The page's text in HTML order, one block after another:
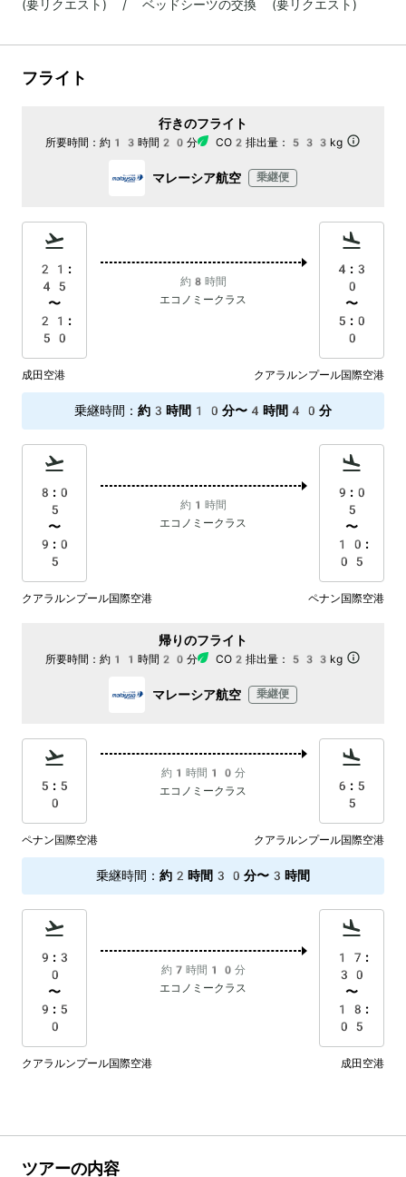
(要リクエスト) / ベッドシーツの交換 (要リクエスト)
フライト
行きのフライト
所要時間： 約13時間20分 CO2排出量： 533kg
マレーシア航空 乗継便
21:
45
〜
21:
50
約8時間
エコノミークラス
4:3
0
〜
5:0
0
成田空港 クアラルンプール国際空港
乗継時間 ： 約3時間10分〜4時間40分
8:0
5
〜
9:0
5
約1時間
エコノミークラス
9:0
5
〜
10:
05
クアラルンプール国際空港 ペナン国際空港
帰りのフライト
所要時間： 約11時間20分 CO2排出量： 533kg
マレーシア航空 乗継便
5:5
0
約1時間10分
エコノミークラス
6:5
5
ペナン国際空港 クアラルンプール国際空港
乗継時間 ： 約2時間30分〜3時間
9:3
0
〜
9:5
0
約7時間10分
エコノミークラス
17:
30
〜
18:
05
クアラルンプール国際空港 成田空港
ツアーの内容